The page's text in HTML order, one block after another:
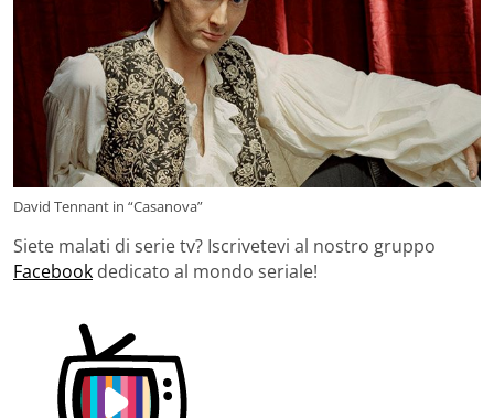
David Tennant in “Casanova”
Siete malati di serie tv? Iscrivetevi al nostro gruppo
Facebook dedicato al mondo seriale!